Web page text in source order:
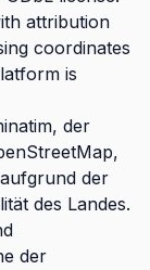
attribution
coordinates
is
der
der
des Landes.
der